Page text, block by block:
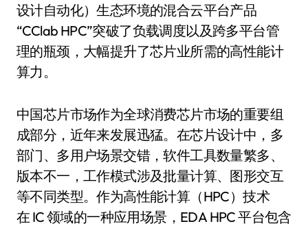
设计自动化）生态环境的混合云平台产品
“CClab HPC”突破了负载调度以及跨多平台管
理的瓶颈，大幅提升了芯片业所需的高性能计
算力。
中国芯片市场作为全球消费芯片市场的重要组
成部分，近年来发展迅猛。在芯片设计中，多
部门、多用户场景交错，软件工具数量繁多、
版本不一，工作模式涉及批量计算、图形交互
等不同类型。作为高性能计算（HPC）技术
在 IC 领域的一种应用场景，EDA HPC 平台包含